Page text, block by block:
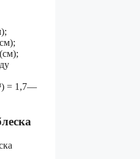
= 1,7—